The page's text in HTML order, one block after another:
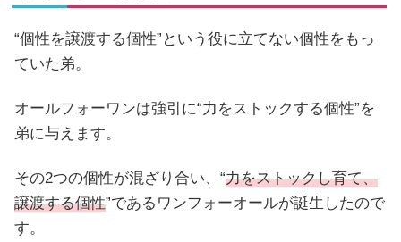
“個性を譲渡する個性”という役に立てない個性をもっ
ていた弟。
オールフォーワンは強引に“力をストックする個性”を
弟に与えます。
その2つの個性が混ざり合い、“力をストックし育て、
譲渡する個性”であるワンフォーオールが誕生したので
す。